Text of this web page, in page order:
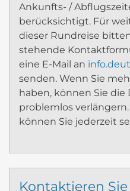
Ankunfts- /
berücksichtigt. Für
dieser Rundreise
stehende
eine E-Mail an
senden. Wenn Sie
haben, können Sie die
problemlos
können Sie jederzeit
Kontaktieren